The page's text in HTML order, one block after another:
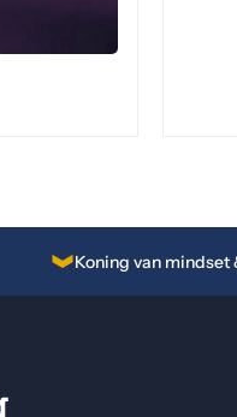
Koning van mindset